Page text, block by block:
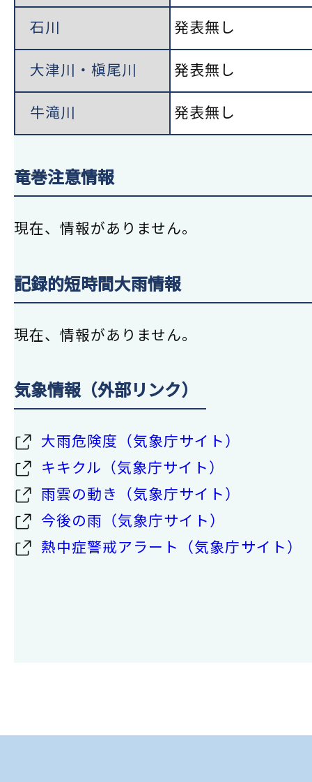
石川 発表無し
大津川・槇尾川 発表無し
牛滝川 発表無し
竜巻注意情報
現在、情報がありません。
記録的短時間大雨情報
現在、情報がありません。
気象情報（外部リンク）
大雨危険度（気象庁サイト）
キキクル（気象庁サイト）
雨雲の動き（気象庁サイト）
今後の雨（気象庁サイト）
熱中症警戒アラート（気象庁サイト）